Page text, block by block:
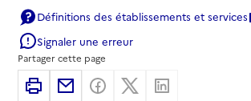
04 71 20 30 40
Contact
Rapport HAS
Source des données : Finess n° 150783934
Mis à jour le : 19/11/2024
Définitions des établissements et services
Signaler une erreur
Partager cette page
ImprimerPartager par email
Partager sur Facebook
Partager sur X